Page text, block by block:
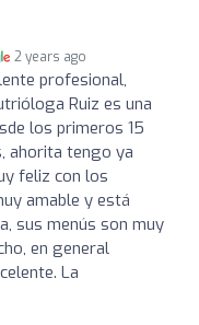
2 years ago
profesional,
Ruiz es una
los primeros 15
ahorita tengo ya
feliz con los
amable y está
sus menús son muy
en general
La